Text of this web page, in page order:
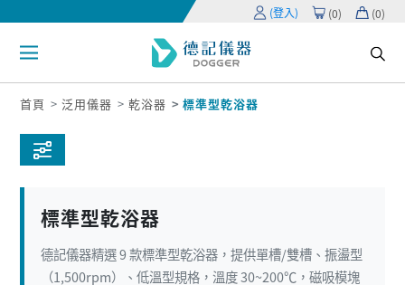
(登入) (0) (0)
首頁 泛用儀器 乾浴器 標準型乾浴器
標準型乾浴器
德記儀器精選 9 款標準型乾浴器，提供單槽/雙槽、振盪型
（1,500rpm）、低溫型規格，溫度 30~200℃，磁吸模塊